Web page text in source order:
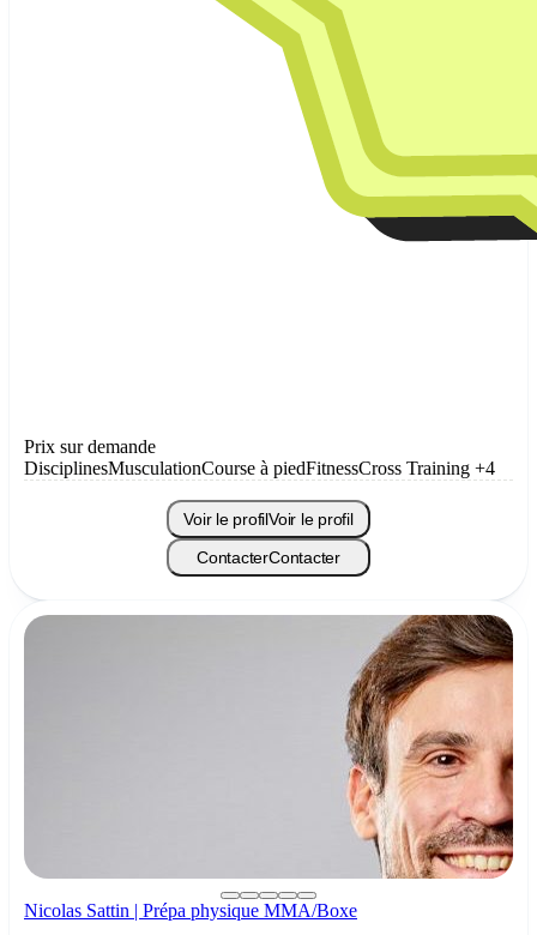
Prix sur demande
DisciplinesMusculationCourse à piedFitnessCross Training +4
Voir le profilVoir le profil
ContacterContacter
Nicolas Sattin | Prépa physique MMA/Boxe